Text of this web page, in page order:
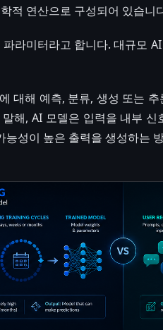
적 연산으로 구성되어 있습니
라미터라고 합니다. 대규모
대해 예측, 분류, 생성 또는
해, AI 모델은 입력을 내부
능성이 높은 출력을 생성하는